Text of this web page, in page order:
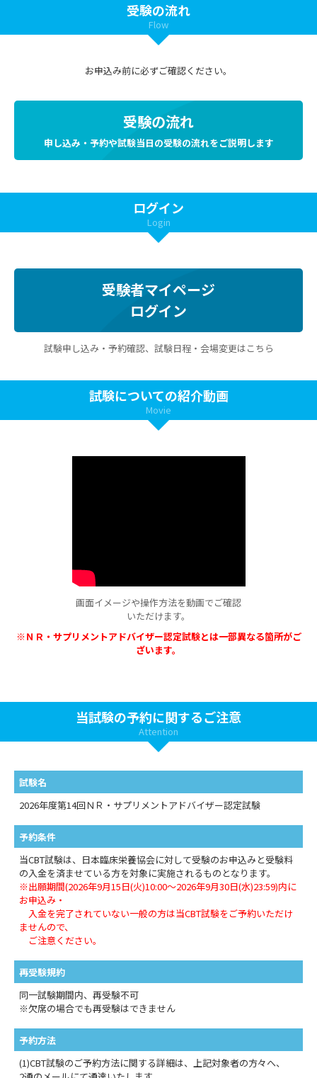
受験の流れ
Flow
お申込み前に必ずご確認ください。
受験の流れ
申し込み・予約や試験当日の受験の流れをご説明します
ログイン
Login
受験者マイページ
ログイン
試験申し込み・予約確認、試験日程・会場変更はこちら
試験についての紹介動画
Movie
画面イメージや操作方法を動画でご確認
いただけます。
※ＮＲ・サプリメントアドバイザー認定試験とは一部異なる箇所がご
ざいます。
当試験の予約に関するご注意
Attention
試験名
2026年度第14回ＮＲ・サプリメントアドバイザー認定試験
予約条件
当CBT試験は、日本臨床栄養協会に対して受験のお申込みと受験料
の入金を済ませている方を対象に実施されるものとなります。
※出願期間(2026年9月15日(火)10:00～2026年9月30日(水)23:59)内に
お申込み・
入金を完了されていない一般の方は当CBT試験をご予約いただけ
ませんので、
ご注意ください。
再受験規約
同一試験期間内、再受験不可
※欠席の場合でも再受験はできません
予約方法
(1)CBT試験のご予約方法に関する詳細は、上記対象者の方々へ、